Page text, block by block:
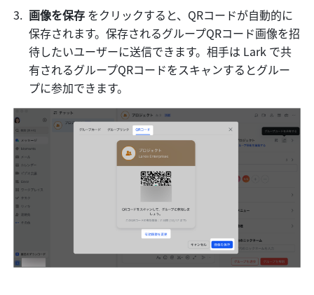
画像を保存 をクリックすると、QRコードが自動的に
保存されます。保存されるグループQRコード画像を招
待したいユーザーに送信できます。相手は Lark で共
有されるグループQRコードをスキャンするとグルー
プに参加できます。